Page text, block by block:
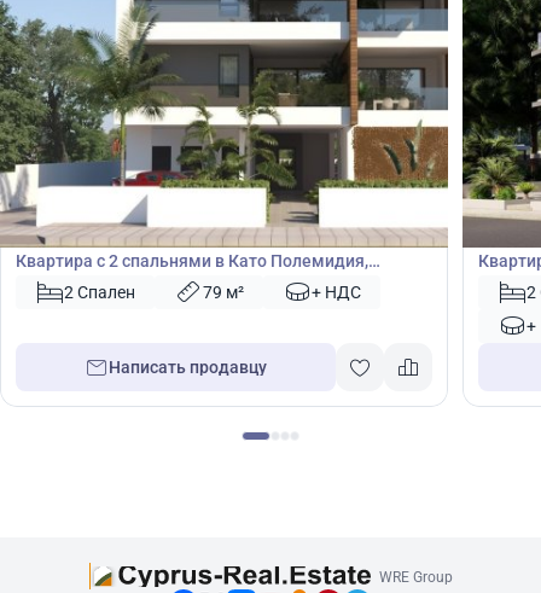
€260 000
Квартира
Квартира с 2 спальнями в Като Полемидия,
Лимасол, Кипр № 46966
2 Спален 79 м² + НДС
Написать продавцу
€259
2
WRE Group